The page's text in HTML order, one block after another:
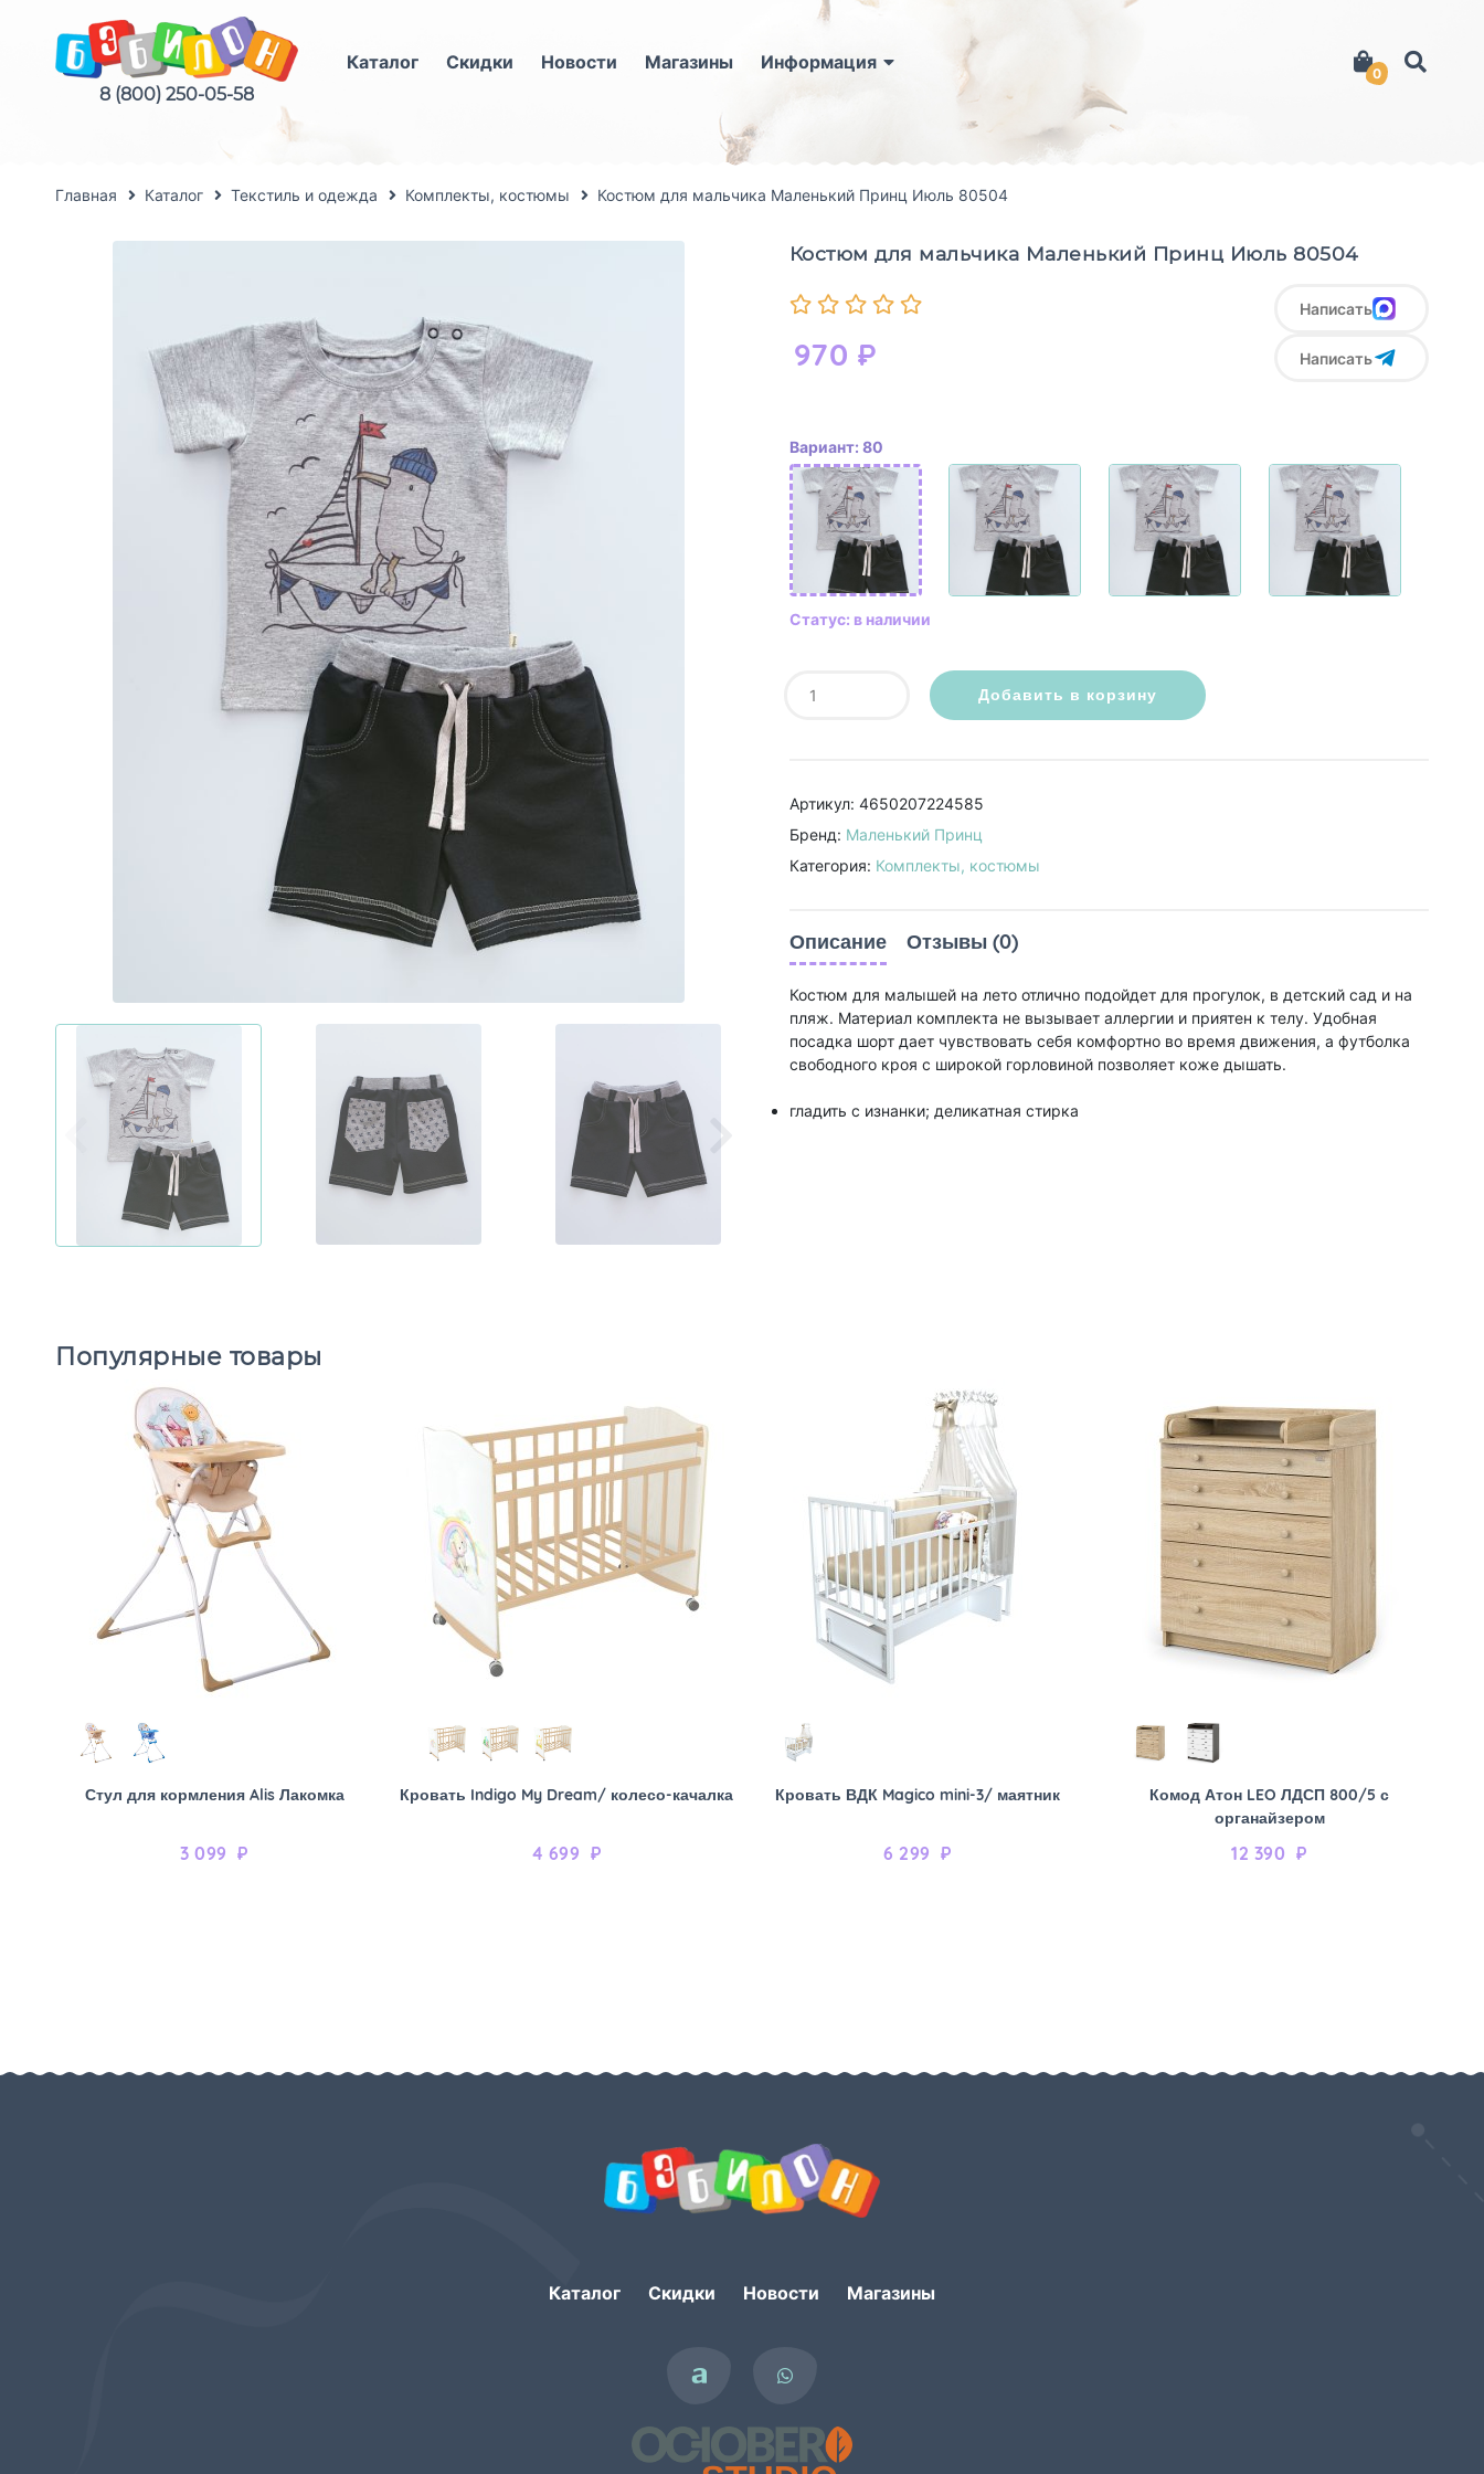
8 (800) 250-05-58
Каталог Скидки Новости Магазины Информация
0
Главная Каталог Текстиль и одежда Комплекты, костюмы Костюм для мальчика Маленький Принц Июль 80504
Костюм для мальчика Маленький Принц Июль 80504
970 ₽
Написать
Написать
Вариант: 80
Статус: в наличии
Добавить в корзину
Артикул: 4650207224585
Бренд: Маленький Принц
Категория: Комплекты, костюмы
Описание Отзывы (0)
Костюм для малышей на лето отлично подойдет для прогулок, в детский сад и на
пляж. Материал комплекта не вызывает аллергии и приятен к телу. Удобная
посадка шорт дает чувствовать себя комфортно во время движения, а футболка
свободного кроя с широкой горловиной позволяет коже дышать.
гладить с изнанки; деликатная стирка
Популярные товары
Стул для кормления Alis Лакомка
3 099 ₽
Кровать Indigo My Dream/ колесо-качалка
4 699 ₽
Кровать ВДК Magico mini-3/ маятник
6 299 ₽
Комод Атон LEO ЛДСП 800/5 с
органайзером
12 390 ₽
Каталог Скидки Новости Магазины